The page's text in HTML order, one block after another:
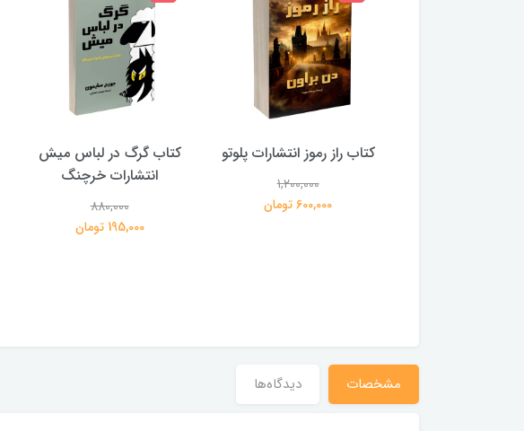
کتاب راز رموز انتشارات پلوتو
1,200,000
600,000 تومان
کتاب گرگ در لباس میش
انتشارات خرچنگ
880,000
195,000 تومان
مشخصات دیدگاه‌ها